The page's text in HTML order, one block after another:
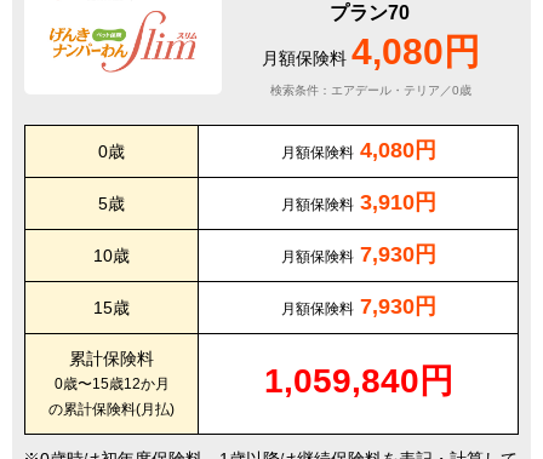
プラン70
月額保険料 4,080円
検索条件：エアデール・テリア／0歳
0歳 月額保険料 4,080円
5歳 月額保険料 3,910円
10歳 月額保険料 7,930円
15歳 月額保険料 7,930円
累計保険料
0歳〜15歳12か月
の累計保険料(月払)
1,059,840円